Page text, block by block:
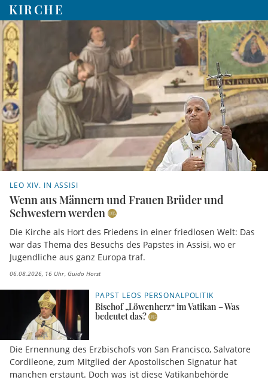
KIRCHE
LEO XIV. IN ASSISI
Wenn aus Männern und Frauen Brüder und
Schwestern werden
Die Kirche als Hort des Friedens in einer friedlosen Welt: Das
war das Thema des Besuchs des Papstes in Assisi, wo er
Jugendliche aus ganz Europa traf.
06.08.2026, 16 Uhr Guido Horst
PAPST LEOS PERSONALPOLITIK
Bischof „Löwenherz“ im Vatikan – Was
bedeutet das?
Die Ernennung des Erzbischofs von San Francisco, Salvatore
Cordileone, zum Mitglied der Apostolischen Signatur hat
manchen erstaunt. Doch was ist diese Vatikanbehörde